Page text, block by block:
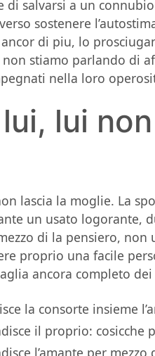
salvarsi a un
sostenere
di piu, lo
stiamo parlando di
nella loro
lui
lascia la moglie. La
un usato logorante,
di la pensiero,
proprio una facile
ancora completo
la consorte insieme
il proprio:
l’amante per mezzo